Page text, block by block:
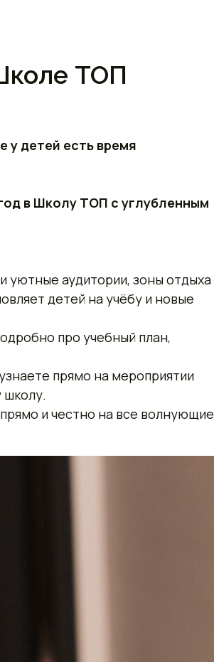
ТОП
у детей есть время
в Школу ТОП с углубленным
уютные аудитории, зоны отдыха
детей на учёбу и новые
про учебный план,
прямо на мероприятии
школу.
и честно на все волнующие